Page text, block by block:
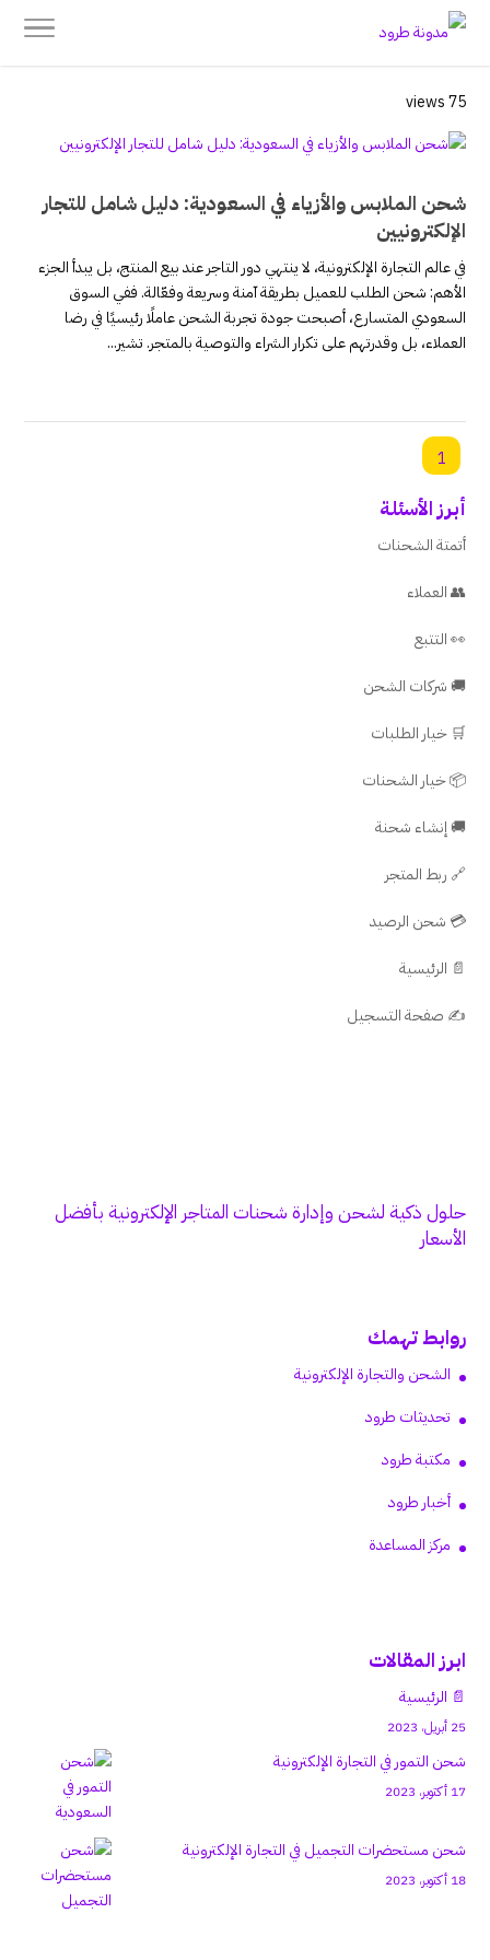
75 views
شحن الملابس والأزياء في السعودية: دليل شامل للتجار
الإلكترونيين
في عالم التجارة الإلكترونية، لا ينتهي دور التاجر عند بيع المنتج، بل يبدأ الجزء
الأهم: شحن الطلب للعميل بطريقة آمنة وسريعة وفعّالة. ففي السوق
السعودي المتسارع، أصبحت جودة تجربة الشحن عاملًا رئيسيًا في رضا
العملاء، بل وقدرتهم على تكرار الشراء والتوصية بالمتجر. تشير...
1
أبرز الأسئلة
أتمتة الشحنات
👥 العملاء
👀 التتبع
🚚 شركات الشحن
🛒 خيار الطلبات
📦 خيار الشحنات
🚚 إنشاء شحنة
🔗 ربط المتجر
💳 شحن الرصيد
📄 الرئيسية
✍️ صفحة التسجيل
حلول ذكية لشحن وإدارة شحنات المتاجر الإلكترونية بأفضل
الأسعار
روابط تهمك
الشحن والتجارة الإلكترونية
تحديثات طرود
مكتبة طرود
أخبار طرود
مركز المساعدة
ابرز المقالات
📄 الرئيسية
25 أبريل، 2023
شحن التمور في التجارة الإلكترونية
17 أكتوبر، 2023
شحن مستحضرات التجميل في التجارة الإلكترونية
18 أكتوبر، 2023